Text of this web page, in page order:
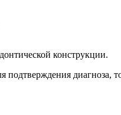
конструкции.
диагноза,